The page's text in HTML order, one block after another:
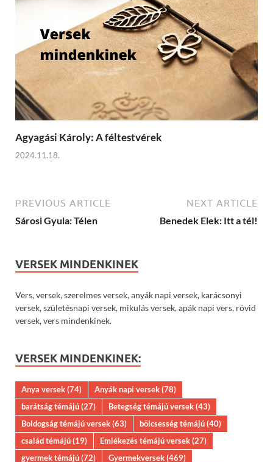
Agyagási Károly: A féltestvérek
2024.11.18.
PREVIOUS ARTICLE
Sárosi Gyula: Télen
NEXT ARTICLE
Benedek Elek: Itt a tél!
VERSEK MINDENKINEK
Vers, versek, szerelmes versek, anyák napi versek, karácsonyi
versek, születésnapi versek, mikulás versek, apák napi vers, rövid
versek, vers mindenkinek.
VERSEK MINDENKINEK:
Anya versek(74) Anyák napi versek(78)
barátság témájú(27) Betegség témájú versek(43)
Boldogság témájú versek(63) bölcsesség témájú(40)
család témájú(19) Emlékezés témájú versek(27)
gyermek témájú(72) Gyermekversek(469)